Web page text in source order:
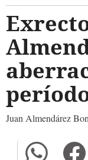
Juan Almendárez